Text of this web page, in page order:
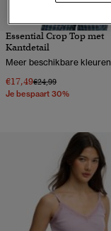
Essential Crop Top met
Kantdetail
Meer beschikbare kleuren
€17,49Prijs verlaagd van
€24,99naar
Je bespaart 30%